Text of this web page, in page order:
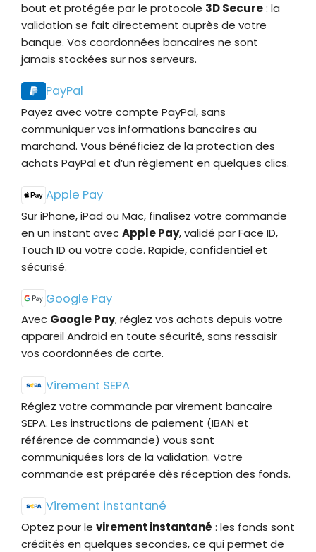
bout et protégée par le protocole 3D Secure: la
validation se fait directement auprès de votre
banque. Vos coordonnées bancaires ne sont
jamais stockées sur nos serveurs.
PayPal
Payez avec votre compte PayPal, sans
communiquer vos informations bancaires au
marchand. Vous bénéficiez de la protection des
achats PayPal et d’un règlement en quelques clics.
Apple Pay
Sur iPhone, iPad ou Mac, finalisez votre commande
en un instant avecApple Pay, validé par Face ID,
Touch ID ou votre code. Rapide, confidentiel et
sécurisé.
Google Pay
Avec Google Pay, réglez vos achats depuis votre
appareil Android en toute sécurité, sans ressaisir
vos coordonnées de carte.
Virement SEPA
Réglez votre commande par virement bancaire
SEPA. Les instructions de paiement (IBAN et
référence de commande) vous sont
communiquées lors de la validation. Votre
commande est préparée dès réception des fonds.
Virement instantané
Optez pour le virement instantané : les fonds sont
crédités en quelques secondes, ce qui permet de